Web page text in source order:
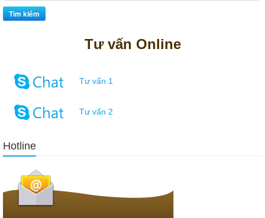
Tìm kiếm
Tư vấn Online
Tư vấn 1
Tư vấn 2
Hotline